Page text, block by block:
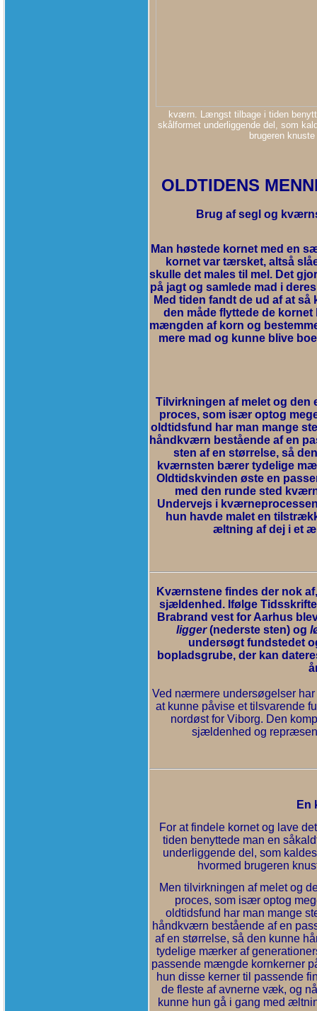
kværn. Længst tilbage i tiden
skålformet underliggende del, som
brugeren
OLDTIDENS
Brug af segl og
Man høstede kornet med en
kornet var tærsket, altså
skulle det males til mel. Det
på jagt og samlede mad i
Med tiden fandt de ud af at
den måde flyttede de
mængden af korn og
mere mad og kunne blive
Tilvirkningen af melet og
proces, som især optog
oldtidsfund har man mange
håndkværn bestående af en
sten af en størrelse, så
kværnsten bærer tydelige
Oldtidskvinden øste en
med den runde sted
Undervejs i
hun havde malet en
æltning af dej i et
Kværnstene findes der nok
sjældenhed. Ifølge
Brabrand vest for Aarhus
ligger(nederste sten) og
undersøgt fundstedet
bopladsgrube, der kan
Ved nærmere undersøgelser
at kunne påvise et tilsvarende
nordøst for Viborg. Den
sjældenhed og
En
For at findele kornet og lave
tiden benyttede man en
underliggende del, som
hvormed brugeren
Men tilvirkningen af melet og
proces, som især optog
oldtidsfund har man mange
håndkværn bestående af en
af en størrelse, så den kunne
tydelige mærker af
passende mængde kornkerner
hun disse kerner til passende
de fleste af avnerne væk, og
kunne hun gå i gang med